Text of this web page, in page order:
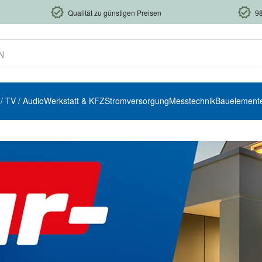
Qualität zu günstigen Preisen
TV / AudioWerkstatt & KFZStromversorgungMesstechnik